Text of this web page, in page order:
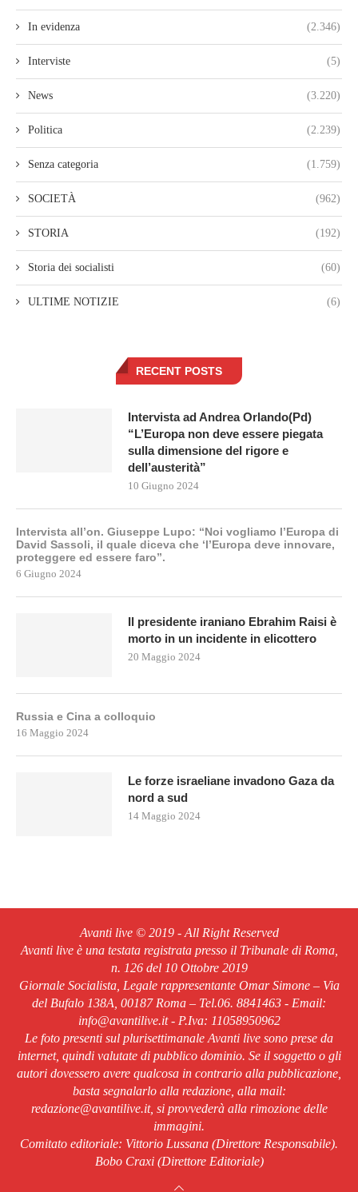
In evidenza (2.346)
Interviste (5)
News (3.220)
Politica (2.239)
Senza categoria (1.759)
SOCIETÀ (962)
STORIA (192)
Storia dei socialisti (60)
ULTIME NOTIZIE (6)
RECENT POSTS
Intervista ad Andrea Orlando(Pd)
“L’Europa non deve essere piegata
sulla dimensione del rigore e
dell’austerità”
10 Giugno 2024
Intervista all’on. Giuseppe Lupo: “Noi vogliamo l’Europa di
David Sassoli, il quale diceva che ‘l’Europa deve innovare,
proteggere ed essere faro”.
6 Giugno 2024
Il presidente iraniano Ebrahim Raisi è
morto in un incidente in elicottero
20 Maggio 2024
Russia e Cina a colloquio
16 Maggio 2024
Le forze israeliane invadono Gaza da
nord a sud
14 Maggio 2024
Avanti live © 2019 - All Right Reserved
Avanti live è una testata registrata presso il Tribunale di Roma,
n. 126 del 10 Ottobre 2019
Giornale Socialista, Legale rappresentante Omar Simone – Via
del Bufalo 138A, 00187 Roma – Tel.06. 8841463 - Email:
info@avantilive.it - P.Iva: 11058950962
Le foto presenti sul plurisettimanale Avanti live sono prese da
internet, quindi valutate di pubblico dominio. Se il soggetto o gli
autori dovessero avere qualcosa in contrario alla pubblicazione,
basta segnalarlo alla redazione, alla mail:
redazione@avantilive.it, si provvederà alla rimozione delle
immagini.
Comitato editoriale: Vittorio Lussana (Direttore Responsabile).
Bobo Craxi (Direttore Editoriale)